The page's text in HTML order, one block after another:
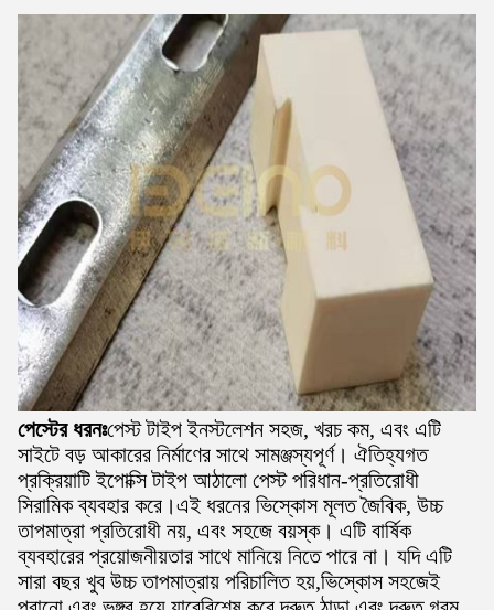
পেস্টের ধরনঃপেস্ট টাইপ ইনস্টলেশন সহজ, খরচ কম, এবং এটি
সাইটে বড় আকারের নির্মাণের সাথে সামঞ্জস্যপূর্ণ। ঐতিহ্যগত
প্রক্রিয়াটি ইপোক্সি টাইপ আঠালো পেস্ট পরিধান-প্রতিরোধী
সিরামিক ব্যবহার করে।এই ধরনের ভিস্কোস মূলত জৈবিক, উচ্চ
তাপমাত্রা প্রতিরোধী নয়, এবং সহজে বয়স্ক। এটি বার্ষিক
ব্যবহারের প্রয়োজনীয়তার সাথে মানিয়ে নিতে পারে না। যদি এটি
সারা বছর খুব উচ্চ তাপমাত্রায় পরিচালিত হয়,ভিস্কোস সহজেই